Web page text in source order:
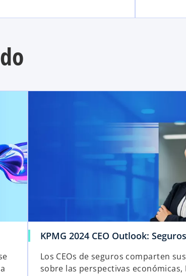
KPMG 2024 CEO Outlook: Seguros
Los CEOs de seguros comparten
sobre las perspectivas económicas,